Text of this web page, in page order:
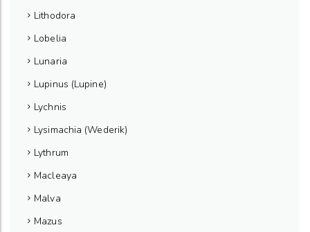
Lithodora
Lobelia
Lunaria
Lupinus (Lupine)
Lychnis
Lysimachia (Wederik)
Lythrum
Macleaya
Malva
Mazus